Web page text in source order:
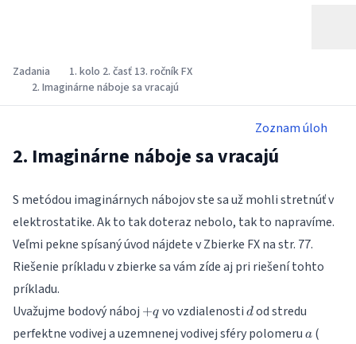
Zadania
1. kolo 2. časť 13. ročník FX
2. Imaginárne náboje sa vracajú
Zoznam úloh
2. Imaginárne náboje sa vracajú
S metódou imaginárnych nábojov ste sa už mohli stretnúť v
elektrostatike. Ak to tak doteraz nebolo, tak to napravíme.
Veľmi pekne spísaný úvod nájdete vZbierke FXna str. 77.
Riešenie príkladu v zbierke sa vám zíde aj pri riešení tohto
príkladu.
Uvažujme bodový náboj +q
+q vo vzdialenosti d
dod stredu
perfektne vodivej a uzemnenej vodivej sféry polomeru a
a (